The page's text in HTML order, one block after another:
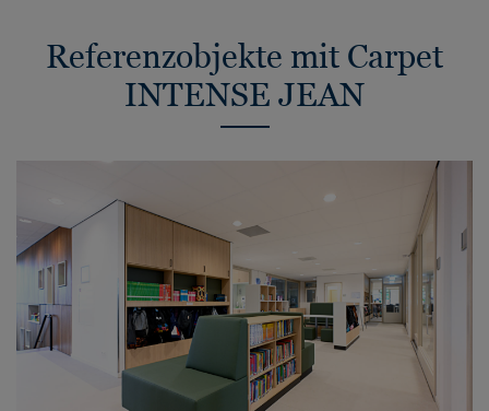
Referenzobjekte mit Carpet
INTENSE JEAN